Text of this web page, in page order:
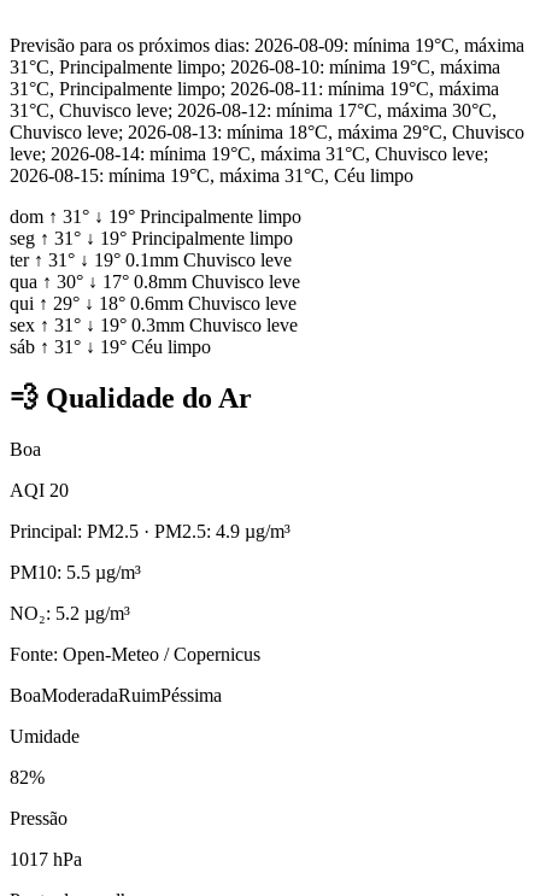
Previsão para os próximos dias: 2026-08-09: mínima 19°C, máxima
31°C, Principalmente limpo; 2026-08-10: mínima 19°C, máxima
31°C, Principalmente limpo; 2026-08-11: mínima 19°C, máxima
31°C, Chuvisco leve; 2026-08-12: mínima 17°C, máxima 30°C,
Chuvisco leve; 2026-08-13: mínima 18°C, máxima 29°C, Chuvisco
leve; 2026-08-14: mínima 19°C, máxima 31°C, Chuvisco leve;
2026-08-15: mínima 19°C, máxima 31°C, Céu limpo
dom ↑ 31° ↓ 19° Principalmente limpo
seg ↑ 31° ↓ 19° Principalmente limpo
ter ↑ 31° ↓ 19° 0.1mm Chuvisco leve
qua ↑ 30° ↓ 17° 0.8mm Chuvisco leve
qui ↑ 29° ↓ 18° 0.6mm Chuvisco leve
sex ↑ 31° ↓ 19° 0.3mm Chuvisco leve
sáb ↑ 31° ↓ 19° Céu limpo
💨 Qualidade do Ar
Boa
AQI 20
Principal: PM2.5 · PM2.5: 4.9 µg/m³
PM10: 5.5 µg/m³
NO₂: 5.2 µg/m³
Fonte: Open-Meteo / Copernicus
BoaModeradaRuimPéssima
Umidade
82%
Pressão
1017 hPa